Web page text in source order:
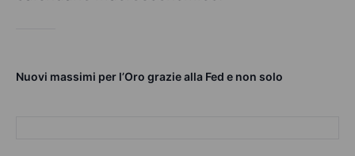
Nuovi massimi per l’Oro grazie alla Fed e non solo